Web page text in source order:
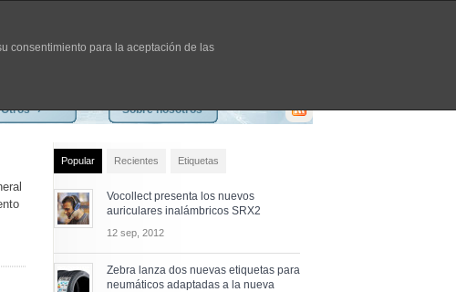
Otros › Sobre nosotros
Popular Recientes Etiquetas
Vocollect presenta los nuevos
auriculares inalámbricos SRX2
12 sep, 2012
Zebra lanza dos nuevas etiquetas para
neumáticos adaptadas a la nueva
consentimiento para la aceptación de las